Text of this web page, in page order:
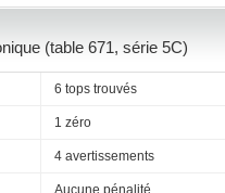
(table 671, série 5C)
6 tops trouvés
1 zéro
4 avertissements
Aucune pénalité.